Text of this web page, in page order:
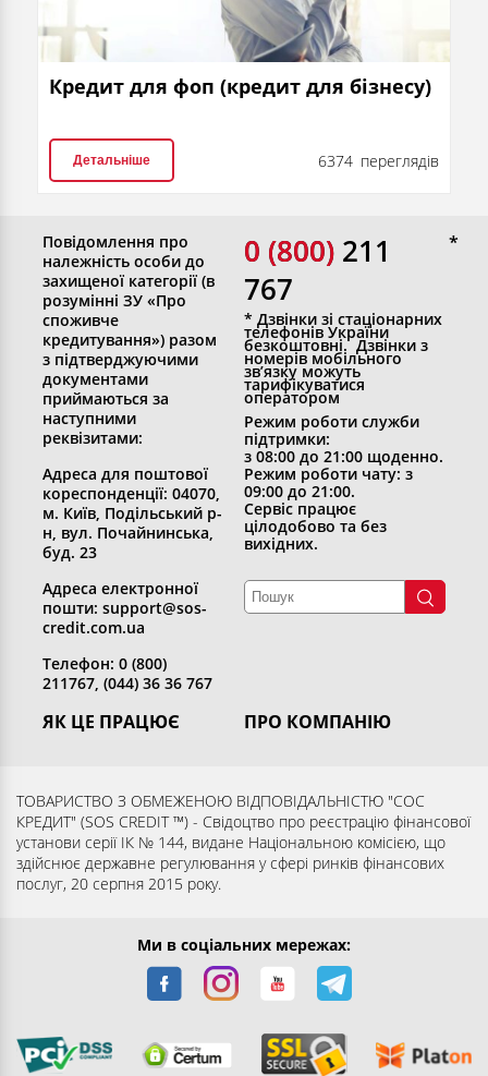
Кредит для фоп (кредит для бізнесу)
Детальніше 6374 переглядів
ЯК ЦЕ ПРАЦЮЄ
Повернути кредит
Запитання та відповіді
Партнерам
ПРО КОМПАНІЮ
Розкриття інформації
Контакти
Згода суб’єкта на обробку
Повідомлення про
належність особи до
захищеної категорії (в
розумінні ЗУ «Про
споживче
кредитування») разом
з підтверджуючими
документами
приймаються за
наступними
реквізитами:
Адреса для поштової
кореспонденції: 04070,
м. Київ, Подільський р-
н, вул. Почайнинська,
буд. 23
Адреса електронної
пошти: support@sos-
credit.com.ua
Телефон: 0 (800)
211767, (044) 36 36 767
0 (800)
0 (800) 211
767
* Дзвінки зі стаціонарних
телефонів України
безкоштовні. Дзвінки з
номерів мобільного
зв’язку можуть
тарифікуватися
оператором
Режим роботи служби
підтримки:
з 08:00 до 21:00 щоденно.
Режим роботи чату: з
09:00 до 21:00.
Сервіс працює
цілодобово та без
вихідних.
ТОВАРИСТВО З ОБМЕЖЕНОЮ ВІДПОВІДАЛЬНІСТЮ "СОС
КРЕДИТ" (SOS CREDIT ™) - Свідоцтво про реєстрацію фінансової
установи серії ІК № 144, видане Національною комісією, що
здійснює державне регулювання у сфері ринків фінансових
послуг, 20 серпня 2015 року.
Ми в соціальних мережах: